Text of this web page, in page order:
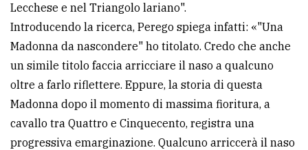
Lecchese e nel Triangolo lariano".
Introducendo la ricerca, Perego spiega infatti: «"Una
Madonna da nascondere" ho titolato. Credo che anche
un simile titolo faccia arricciare il naso a qualcuno
oltre a farlo riflettere. Eppure, la storia di questa
Madonna dopo il momento di massima fioritura, a
cavallo tra Quattro e Cinquecento, registra una
progressiva emarginazione. Qualcuno arriccerà il naso